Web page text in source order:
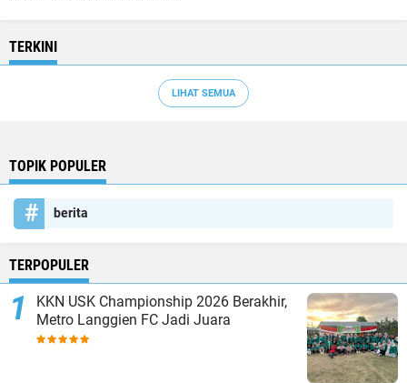
TERKINI
LIHAT SEMUA
TOPIK POPULER
berita
TERPOPULER
KKN USK Championship 2026 Berakhir,
Metro Langgien FC Jadi Juara